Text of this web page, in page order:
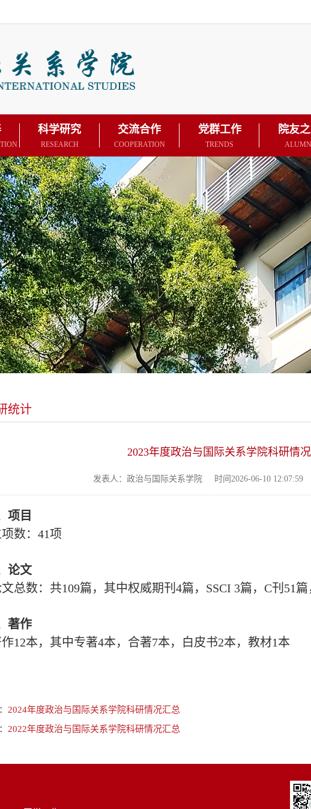
科学研究
RESEARCH
交流合作
COOPERATION
党群工作
TRENDS
院友
统计
2023年度政治与国际关系学院科研情
发表人：政治与国际关系学院 时间2026-06-10 12:07:59
项目
项数：41项
论文
总数：共109篇，其中权威期刊4篇，SSCI 3篇，C刊51篇
著作
12本，其中专著4本，合著7本，白皮书2本，教材1本
2024年度政治与国际关系学院科研情况汇总
2022年度政治与国际关系学院科研情况汇总